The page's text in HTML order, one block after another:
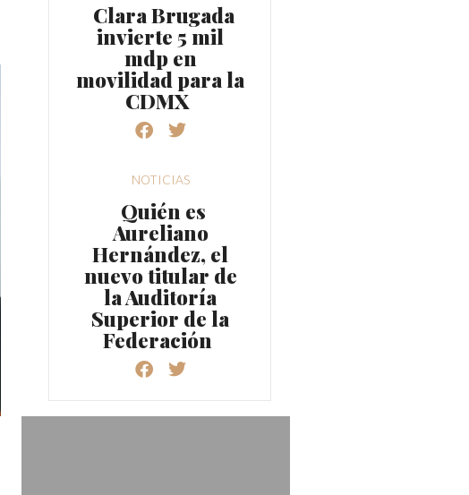
Clara Brugada
invierte 5 mil
mdp en
movilidad para la
CDMX
NOTICIAS
Quién es
Aureliano
Hernández, el
nuevo titular de
la Auditoría
Superior de la
Federación